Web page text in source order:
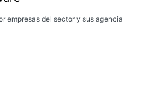
empresas del sector y sus agencia